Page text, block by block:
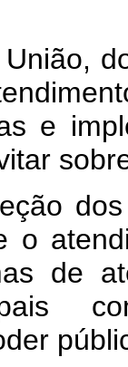
e
dos
o
de